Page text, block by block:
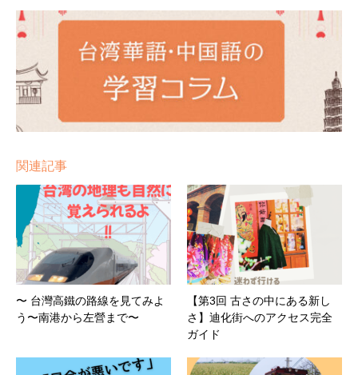
関連記事
〜 台灣高鐵の路線を見てみよ
う〜南港から左營まで〜
【第3回 古さの中にある新し
さ】迪化街へのアクセス完全
ガイド